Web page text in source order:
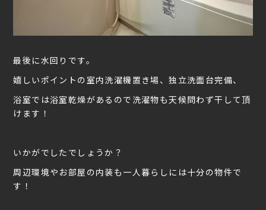
最後に水回りです。
嬉しいポイントの室内洗濯機置き場、独立洗面台完備、
浴室では浴室乾燥があるので洗濯物も天候問わず干して頂
けます！
いかがでしたでしょうか？
周辺環境やお部屋の内装も一人暮らしには十分の物件で
す！